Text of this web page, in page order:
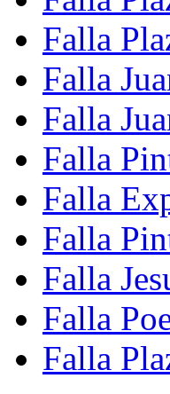
Falla
Falla
Falla
Falla
Falla
Falla
Falla
Falla
Falla